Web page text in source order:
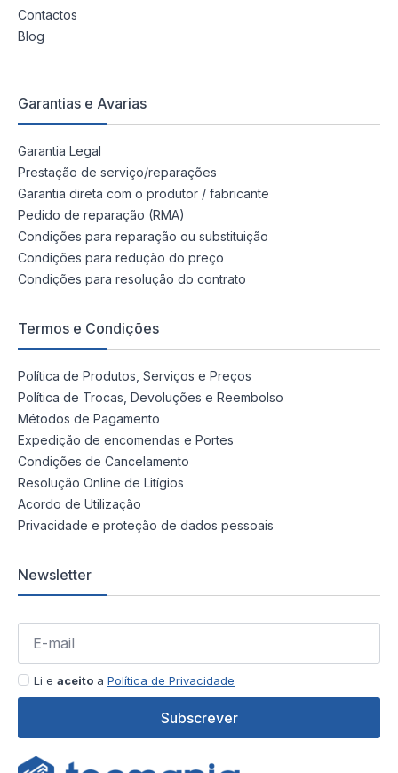
Contactos
Blog
Garantias e Avarias
Garantia Legal
Prestação de serviço/reparações
Garantia direta com o produtor / fabricante
Pedido de reparação (RMA)
Condições para reparação ou substituição
Condições para redução do preço
Condições para resolução do contrato
Termos e Condições
Política de Produtos, Serviços e Preços
Política de Trocas, Devoluções e Reembolso
Métodos de Pagamento
Expedição de encomendas e Portes
Condições de Cancelamento
Resolução Online de Litígios
Acordo de Utilização
Privacidade e proteção de dados pessoais
Newsletter
Li e aceito a Política de Privacidade
Subscrever